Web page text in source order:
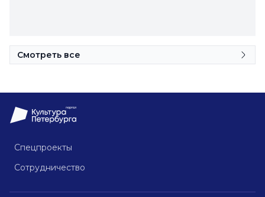
Смотреть все
Спецпроекты
Сотрудничество